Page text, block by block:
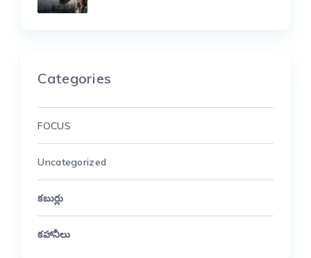
Categories
FOCUS
Uncategorized
కబుర్లు
కహానీలు